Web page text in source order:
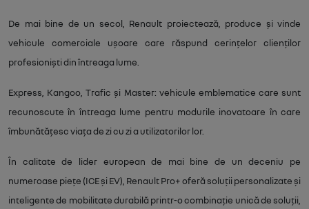
De mai bine de un secol, Renault proiectează, produce și vinde
vehicule comerciale ușoare care răspund cerințelor clienților
profesioniști din întreaga lume.
Express, Kangoo, Trafic și Master: vehicule emblematice care sunt
recunoscute în întreaga lume pentru modurile inovatoare în care
îmbunătățesc viața de zi cu zi a utilizatorilor lor.
În calitate de lider european de mai bine de un deceniu pe
numeroase piețe (ICE și EV), Renault Pro+ oferă soluții personalizate și
inteligente de mobilitate durabilă printr-o combinație unică de soluții,